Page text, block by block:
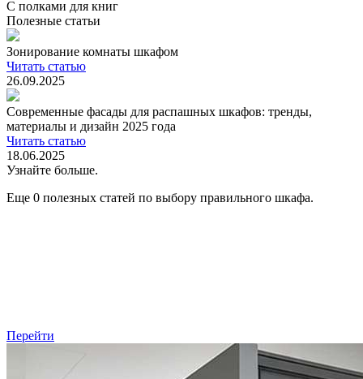
С полками для книг
Полезные статьи
Зонирование комнаты шкафом
Читать статью
26.09.2025
Современные фасады для распашных шкафов: тренды,
материалы и дизайн 2025 года
Читать статью
18.06.2025
Узнайте больше.
Еще 0 полезных статей по выбору правильного шкафа.
Перейти